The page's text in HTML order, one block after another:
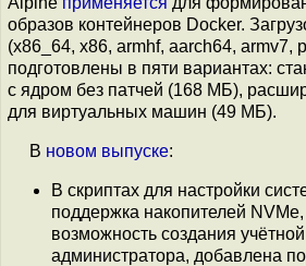
образов контейнеров Docker.
(x86_64, x86, armhf, aarch64, armv7,
подготовлены в пяти вариантах:
с ядром без патчей (168 МБ),
для виртуальных машин (49 МБ).
В новом выпуске:
В скриптах для настройки
поддержка накопителей
возможность создания
администратора, добавлена